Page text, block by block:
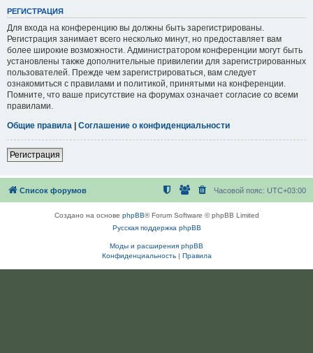
РЕГИСТРАЦИЯ
Для входа на конференцию вы должны быть зарегистрированы.
Регистрация занимает всего несколько минут, но предоставляет вам
более широкие возможности. Администратором конференции могут быть
установлены также дополнительные привилегии для зарегистрированных
пользователей. Прежде чем зарегистрироваться, вам следует
ознакомиться с правилами и политикой, принятыми на конференции.
Помните, что ваше присутствие на форумах означает согласие со всеми
правилами.
Общие правила | Соглашение о конфиденциальности
Регистрация
Список форумов Часовой пояс: UTC+03:00
Создано на основе phpBB® Forum Software © phpBB Limited
Русская поддержка phpBB
Моды и расширения phpBB
Конфиденциальность| Правила